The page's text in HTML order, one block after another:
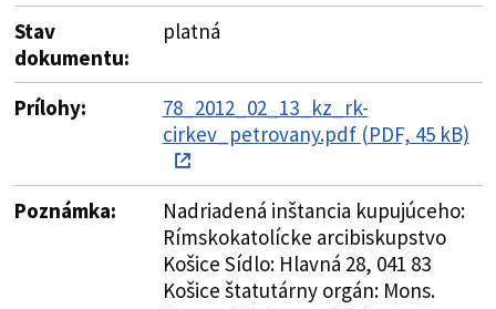
Stav
dokumentu:
platná
Prílohy:
78_2012_02_13_kz_rk-
cirkev_petrovany.pdf (PDF, 45 kB)
Poznámka:
Nadriadená inštancia kupujúceho:
Rímskokatolícke arcibiskupstvo
Košice Sídlo: Hlavná 28, 041 83
Košice štatutárny orgán: Mons.